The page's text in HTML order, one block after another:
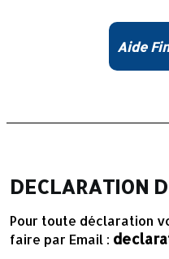
Aide
DECLARATION
Pour toute déclaration
faire par Email :